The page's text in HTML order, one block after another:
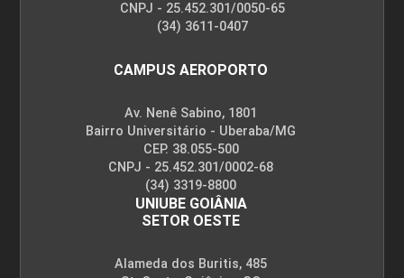
Infecções Sexualmente
Reprodutiva na Adolescência
10h
Transtornos Alimentares: Anorexia e
CNPJ - 25.452.301/0050-65
(34) 3611-0407
CAMPUS AEROPORTO
Av. Nenê Sabino, 1801
Bairro Universitário - Uberaba/MG
CEP. 38.055-500
CNPJ - 25.452.301/0002-68
(34) 3319-8800
UNIUBE GOIÂNIA
SETOR OESTE
Alameda dos Buritis, 485